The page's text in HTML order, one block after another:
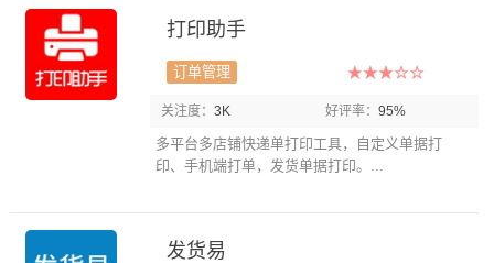
打印助手
订单管理
关注度： 3K 好评率： 95%
多平台多店铺快递单打印工具，自定义单据打
印、手机端打单，发货单据打印。...
发货易